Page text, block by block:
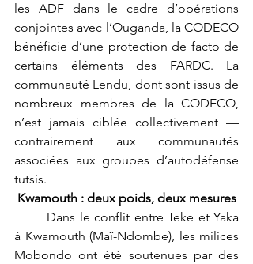
les ADF dans le cadre d’opérations
conjointes avec l’Ouganda, la CODECO
bénéficie d’une protection de facto de
certains éléments des FARDC. La
communauté Lendu, dont sont issus de
nombreux membres de la CODECO,
n’est jamais ciblée collectivement —
contrairement aux communautés
associées aux groupes d’autodéfense
tutsis.
Kwamouth : deux poids, deux mesures
à Kwamouth (Maï-Ndombe), les milices
Mobondo ont été soutenues par des